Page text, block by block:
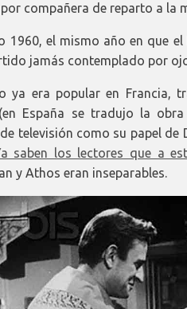
compañera de reparto a la
1960, el mismo año en que
jamás contemplado por
ya era popular en Francia,
(en España se tradujo la
televisión como su papel de
saben los lectores que a
y Athos eran inseparables.